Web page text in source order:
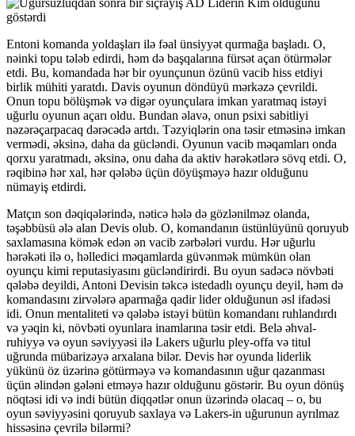
Entoni komanda yoldaşları ilə fəal ünsiyyət qurmağa başladı. O,
nəinki topu tələb edirdi, həm də başqalarına fürsət açan ötürmələr
etdi. Bu, komandada hər bir oyunçunun özünü vacib hiss etdiyi
birlik mühiti yaratdı. Davis oyunun döndüyü mərkəzə çevrildi.
Onun topu bölüşmək və digər oyunçulara imkan yaratmaq istəyi
uğurlu oyunun açarı oldu. Bundan əlavə, onun psixi sabitliyi
nəzərəçarpacaq dərəcədə artdı. Təzyiqlərin ona təsir etməsinə imkan
vermədi, əksinə, daha da gücləndi. Oyunun vacib məqamları onda
qorxu yaratmadı, əksinə, onu daha da aktiv hərəkətlərə sövq etdi. O,
rəqibinə hər xal, hər qələbə üçün döyüşməyə hazır olduğunu
nümayiş etdirdi.
Matçın son dəqiqələrində, nəticə hələ də gözlənilməz olanda,
təşəbbüsü ələ alan Devis olub. O, komandanın üstünlüyünü qoruyub
saxlamasına kömək edən ən vacib zərbələri vurdu. Hər uğurlu
hərəkəti ilə o, həlledici məqamlarda güvənmək mümkün olan
oyunçu kimi reputasiyasını gücləndirirdi. Bu oyun sadəcə növbəti
qələbə deyildi, Antoni Devisin təkcə istedadlı oyunçu deyil, həm də
komandasını zirvələrə aparmağa qadir lider olduğunun əsl ifadəsi
idi. Onun mentaliteti və qələbə istəyi bütün komandanı ruhlandırdı
və yəqin ki, növbəti oyunlara inamlarına təsir etdi. Belə əhval-
ruhiyyə və oyun səviyyəsi ilə Lakers uğurlu pley-offa və titul
uğrunda mübarizəyə arxalana bilər. Devis hər oyunda liderlik
yükünü öz üzərinə götürməyə və komandasının uğur qazanması
üçün əlindən gələni etməyə hazır olduğunu göstərir. Bu oyun dönüş
nöqtəsi idi və indi bütün diqqətlər onun üzərində olacaq – o, bu
oyun səviyyəsini qoruyub saxlaya və Lakers-in uğurunun ayrılmaz
hissəsinə çevrilə bilərmi?